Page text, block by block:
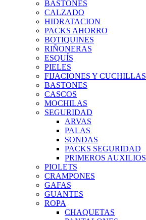
BASTONES
CALZADO
HIDRATACION
PACKS AHORRO
BOTIQUINES
RIÑONERAS
ESQUÍS
PIELES
FIJACIONES Y CUCHILLAS
BASTONES
CASCOS
MOCHILAS
SEGURIDAD
ARVAS
PALAS
SONDAS
PACKS SEGURIDAD
PRIMEROS AUXILIOS
PIOLETS
CRAMPONES
GAFAS
GUANTES
ROPA
CHAQUETAS